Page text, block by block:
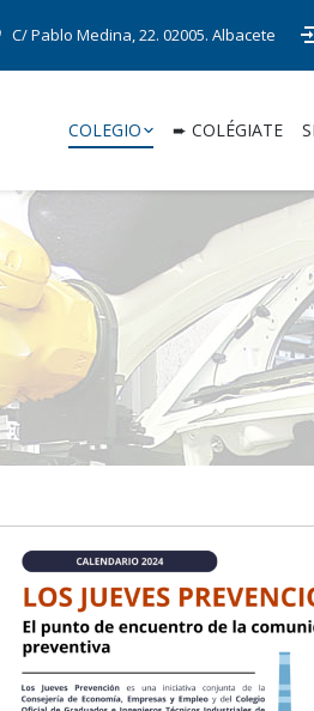
C/ Pablo Medina, 22. 02005. Albacete
COLEGIO ➨ COLÉGIATE